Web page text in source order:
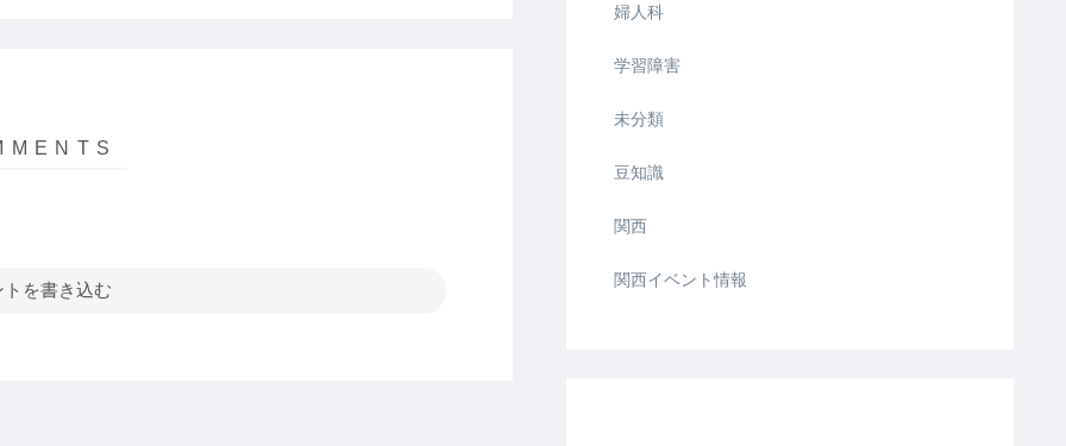
を書き込む
婦人科
学習障害
未分類
豆知識
関西
関西イベント情報